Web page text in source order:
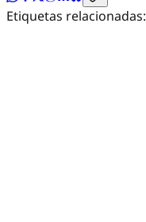
Etiquetas relacionadas: